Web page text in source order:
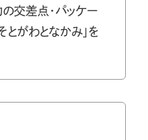
交差点・パッケー
がわとなかみ」を